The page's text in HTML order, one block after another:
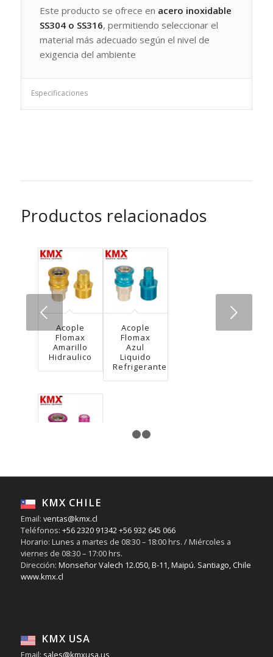
Este producto se ofrece en acero inoxidable
SS304 o SS316, permitiendo seleccionar el
material más adecuado según el nivel de
exigencia del ambiente
Especificaciones
Productos relacionados
Acople
Flomax
Amarillo
Hidraulico
Acople
Flomax
Azul
Liquido
Refrigerante
Aceite
Next
KMX CHILE
Email: ventas@kmx.cl
Teléfonos: +56 2320 91342+56 932 645 066
Horario: Lunes a martes de 08:30 – 18:00 hrs. / Miércoles a
viernes de 08:30 – 17:00 hrs.
Dirección: Monseñor Valech 12.050, B-11, Maipú. Santiago, Chile
www.kmx.cl
KMX USA
Email: sales@kmxusa.us